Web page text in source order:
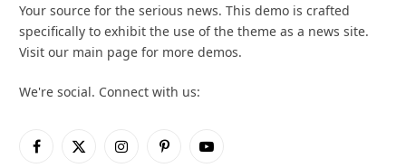
Your source for the serious news. This demo is crafted
specifically to exhibit the use of the theme as a news site.
Visit our main page for more demos.
We're social. Connect with us:
Facebook
X
InstagramPinterestYouTube